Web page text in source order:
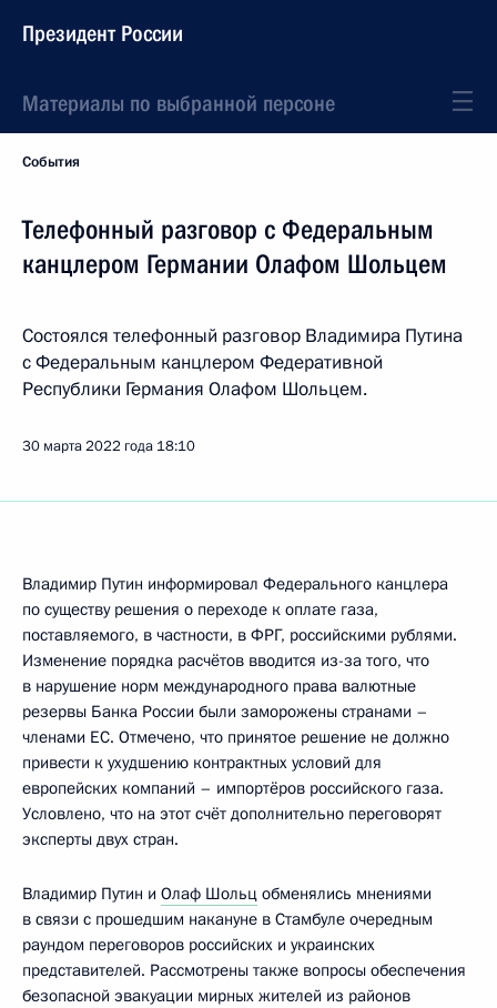
Президент России
Материалы по выбранной персоне
События
Телефонный разговор с Федеральным
канцлером Германии Олафом Шольцем
Состоялся телефонный разговор Владимира Путина
с Федеральным канцлером Федеративной
Республики Германия Олафом Шольцем.
30 марта 2022 года 18:10
Владимир Путин информировал Федерального канцлера
по существу решения о переходе к оплате газа,
поставляемого, в частности, в ФРГ, российскими рублями.
Изменение порядка расчётов вводится из-за того, что
в нарушение норм международного права валютные
резервы Банка России были заморожены странами –
членами ЕС. Отмечено, что принятое решение не должно
привести к ухудшению контрактных условий для
европейских компаний – импортёров российского газа.
Условлено, что на этот счёт дополнительно переговорят
эксперты двух стран.
Владимир Путин и Олаф Шольц обменялись мнениями
в связи с прошедшим накануне в Стамбуле очередным
раундом переговоров российских и украинских
представителей. Рассмотрены также вопросы обеспечения
безопасной эвакуации мирных жителей из районов